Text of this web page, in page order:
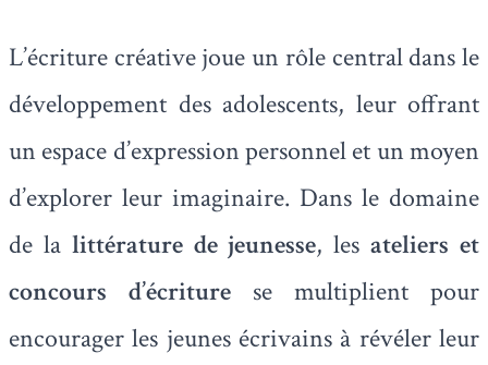
L’écriture créative joue un rôle central dans le
développement des adolescents, leur offrant
un espace d’expression personnel et un moyen
d’explorer leur imaginaire. Dans le domaine
de la littérature de jeunesse, lesateliers et
concours d’écriture se multiplient pour
encourager les jeunes écrivains à révéler leur